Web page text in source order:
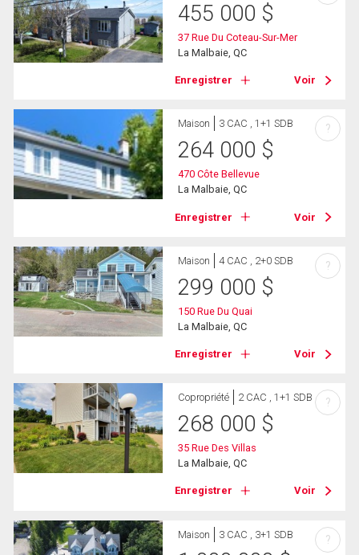
455 000 $
37 Rue Du Coteau-Sur-Mer
La Malbaie, QC
Enregistrer Voir
Maison 3 CAC , 1+1 SDB
264 000 $
470 Côte Bellevue
La Malbaie, QC
Enregistrer Voir
?
Maison 4 CAC , 2+0 SDB
299 000 $
150 Rue Du Quai
La Malbaie, QC
Enregistrer Voir
?
Copropriété 2 CAC , 1+1 SDB
268 000 $
35 Rue Des Villas
La Malbaie, QC
Enregistrer Voir
?
Maison 3 CAC , 3+1 SDB ?